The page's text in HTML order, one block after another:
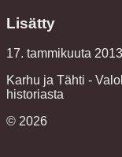
Lisätty
17. tammikuuta 2013
Karhu ja Tähti -
historiasta
© 2026